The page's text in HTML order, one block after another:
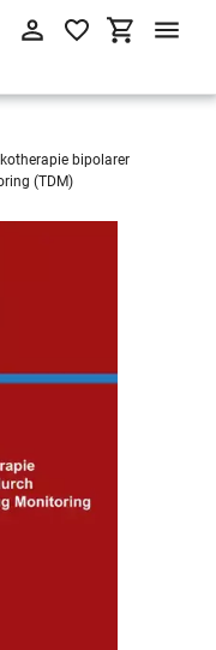
Einloggen
bipolarer
(TDM)